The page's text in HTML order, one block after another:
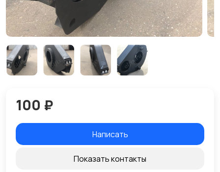
100 ₽
Написать
Показать контакты